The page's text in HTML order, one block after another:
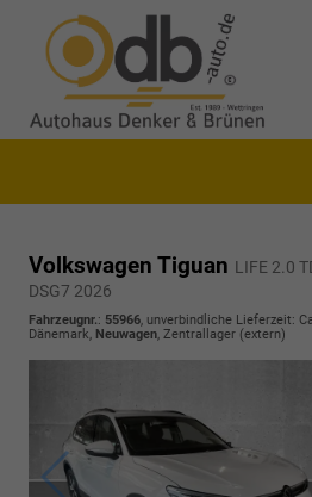
Volkswagen Tiguan LIFE 2.0
DSG7 2026
Fahrzeugnr.: 55966, unverbindliche Lieferzeit:
Dänemark, Neuwagen, Zentrallager (extern)